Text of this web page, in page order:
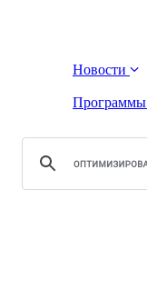
Новости
Программы